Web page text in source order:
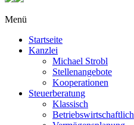
Menü
Startseite
Kanzlei
Michael Strobl
Stellenangebote
Kooperationen
Steuerberatung
Klassisch
Betriebswirtschaftlich